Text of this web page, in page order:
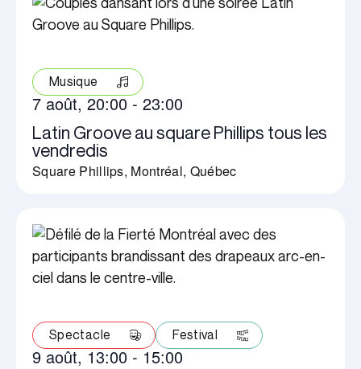
Latin Groove au square Phillips tous les
vendredis
7 août, 20:00- 23:00
Square Phillips, Montréal, Québec
Musique
9 août, 13:00-15:00
Spectacle Festival